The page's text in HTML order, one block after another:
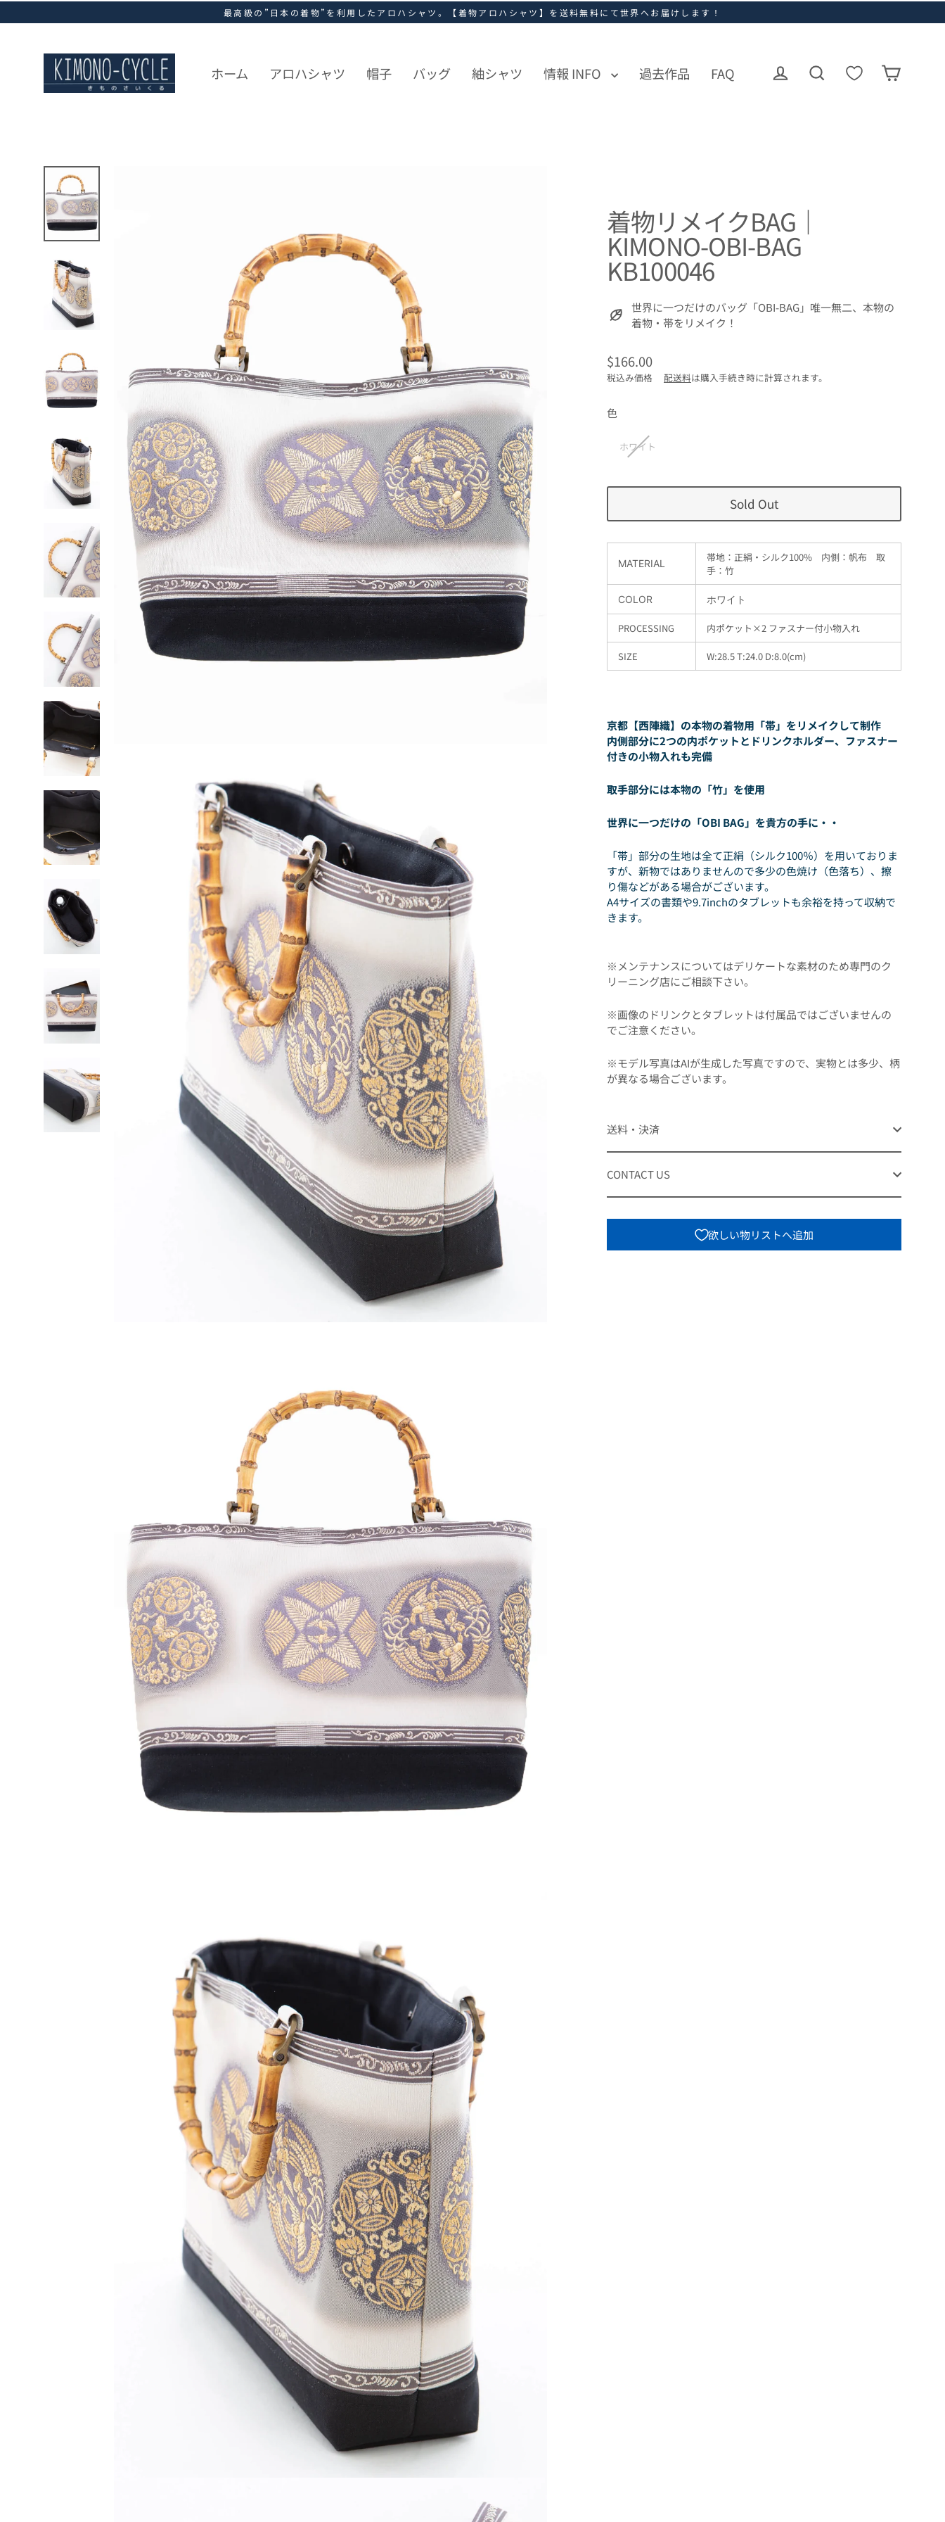
キ
最高級の”日本の着物”を利用したアロハシャツ。【着物アロハシャツ】を送料無料にて世界へお届けします！
ホーム アロハシャツ 帽子 バッグ 紬シャツ 情報 INFO 過去作品 FAQ ログイン
着物リメイクBAG｜
KIMONO-OBI-BAG
KB100046
世界に一つだけのバッグ「OBI-BAG」唯一無二、本物の
着物・帯をリメイク！
通
常
格
$166.00
税込み価格 配送料は購入手続き時に計算されます。
色
ホワイト
Sold Out
MATERIAL 帯地：正絹・シルク100% 内側： 帆布 取
手：竹
COLOR ホワイト
PROCESSING 内ポケット×2 ファスナー付小物入れ
SIZE W:28.5 T:24.0 D:8.0(cm)
京都【西陣織】の本物の着物用「帯」をリメイクして制作
内側部分に2つの内ポケットとドリンクホルダー、ファスナー
付きの小物入れも完備
取手部分には本物の「竹」を使用
世界に一つだけの「OBI BAG」を貴方の手に・・
「帯」部分の生地は全て正絹（シルク100％）を用いておりま
すが、新物ではありませんので多少の色焼け（色落ち）、擦
り傷などがある場合がございます。
A4サイズの書類や9.7inchのタブレットも余裕を持って収納で
きます。
※メンテナンスについてはデリケートな素材のため専門のク
リーニング店にご相談下さい。
※画像のドリンクとタブレットは付属品ではございませんの
でご注意ください。
※モデル写真はAIが生成した写真ですので、実物とは多少、柄
が異なる場合ございます。
送料・決済
CONTACT US
欲しい物リストへ追加